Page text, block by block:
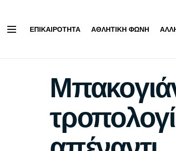
ΕΠΙΚΑΙΡΌΤΗΤΑ ΑΘΛΗΤΙΚΉ ΦΩΝΉ